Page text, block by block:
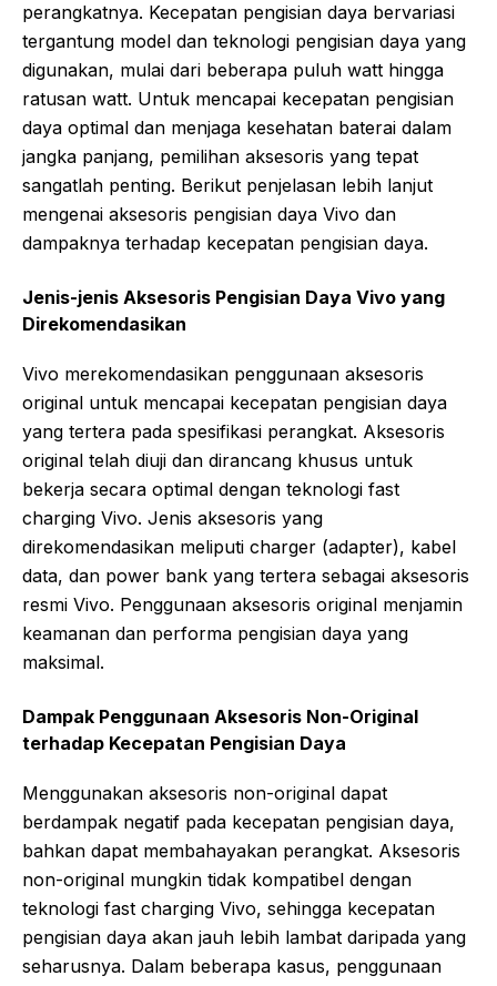
perangkatnya. Kecepatan pengisian daya bervariasi
tergantung model dan teknologi pengisian daya yang
digunakan, mulai dari beberapa puluh watt hingga
ratusan watt. Untuk mencapai kecepatan pengisian
daya optimal dan menjaga kesehatan baterai dalam
jangka panjang, pemilihan aksesoris yang tepat
sangatlah penting. Berikut penjelasan lebih lanjut
mengenai aksesoris pengisian daya Vivo dan
dampaknya terhadap kecepatan pengisian daya.
Jenis-jenis Aksesoris Pengisian Daya Vivo yang
Direkomendasikan
Vivo merekomendasikan penggunaan aksesoris
original untuk mencapai kecepatan pengisian daya
yang tertera pada spesifikasi perangkat. Aksesoris
original telah diuji dan dirancang khusus untuk
bekerja secara optimal dengan teknologi fast
charging Vivo. Jenis aksesoris yang
direkomendasikan meliputi charger (adapter), kabel
data, dan power bank yang tertera sebagai aksesoris
resmi Vivo. Penggunaan aksesoris original menjamin
keamanan dan performa pengisian daya yang
maksimal.
Dampak Penggunaan Aksesoris Non-Original
terhadap Kecepatan Pengisian Daya
Menggunakan aksesoris non-original dapat
berdampak negatif pada kecepatan pengisian daya,
bahkan dapat membahayakan perangkat. Aksesoris
non-original mungkin tidak kompatibel dengan
teknologi fast charging Vivo, sehingga kecepatan
pengisian daya akan jauh lebih lambat daripada yang
seharusnya. Dalam beberapa kasus, penggunaan